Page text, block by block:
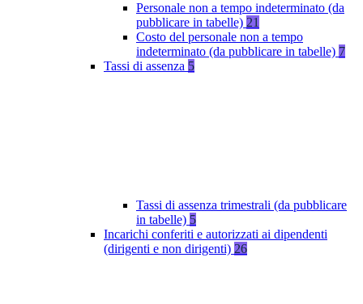
Personale non a tempo indeterminato (da
pubblicare in tabelle) 21
Costo del personale non a tempo
indeterminato (da pubblicare in tabelle) 7
Tassi di assenza 5
Tassi di assenza trimestrali (da pubblicare
in tabelle) 5
Incarichi conferiti e autorizzati ai dipendenti
(dirigenti e non dirigenti) 26